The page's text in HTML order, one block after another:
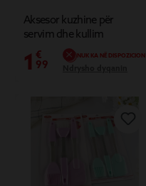
Aksesor kuzhine për
servim dhe kullim
1 €
99
NUK KA NË DISPOZICION